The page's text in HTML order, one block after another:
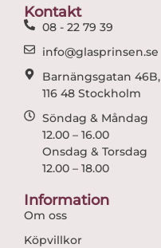
Kontakt
08 - 22 79 39
info@glasprinsen.se
Barnängsgatan 46B,
116 48 Stockholm
Söndag & Måndag
12.00 – 16.00
Onsdag & Torsdag
12.00 – 18.00
Information
Om oss
Köpvillkor